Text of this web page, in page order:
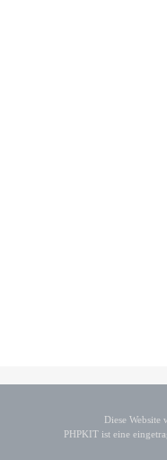
Diese
PHPKIT ist eine